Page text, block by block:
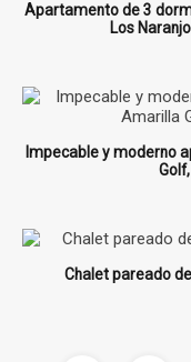
Apartamento de 3
Los
Impecable y moderno
Chalet pareado